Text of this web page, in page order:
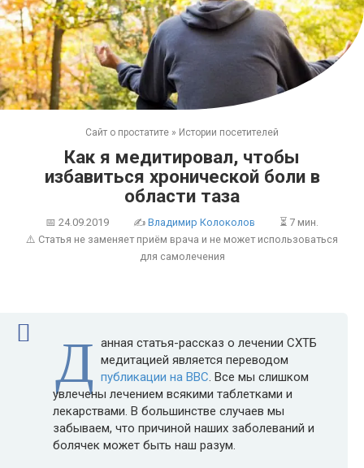
Сайт о простатите » Истории посетителей
Как я медитировал, чтобы
избавиться хронической боли в
области таза
📅 24.09.2019 ✍ Владимир Колоколов
⏳ 7 мин.
⚠️ Статья не заменяет приём врача и не может использоваться
для самолечения
Д анная статья-рассказ о лечении СХТБ
медитацией является переводом
публикации на BBC . Все мы слишком
увлечены лечением всякими таблетками и
лекарствами. В большинстве случаев мы
забываем, что причиной наших заболеваний и
болячек может быть наш разум.